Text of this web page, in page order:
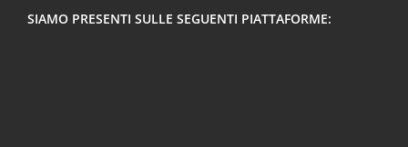
SIAMO PRESENTI SULLE SEGUENTI PIATTAFORME: